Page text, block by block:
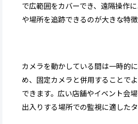
で広範囲をカバーでき、遠隔操作
や場所を追跡できるのが大きな特徴
カメラを動かしている間は一時的
め、固定カメラと併用することで
できます。広い店舗やイベント会
出入りする場所での監視に適したタ